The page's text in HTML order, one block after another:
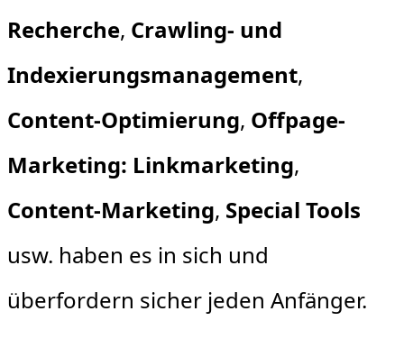
Recherche, Crawling- und
Indexierungsmanagement,
Content-Optimierung, Offpage-
Marketing: Linkmarketing,
Content-Marketing, Special Tools
usw. haben es in sich und
überfordern sicher jeden Anfänger.